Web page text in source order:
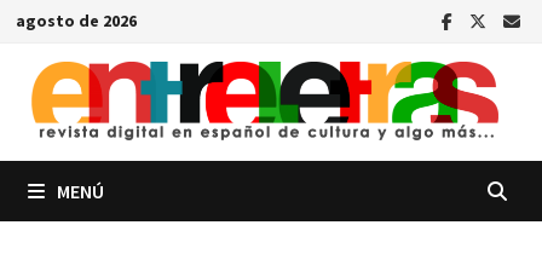
Saltar
contenido
agosto de 2026
MENÚ